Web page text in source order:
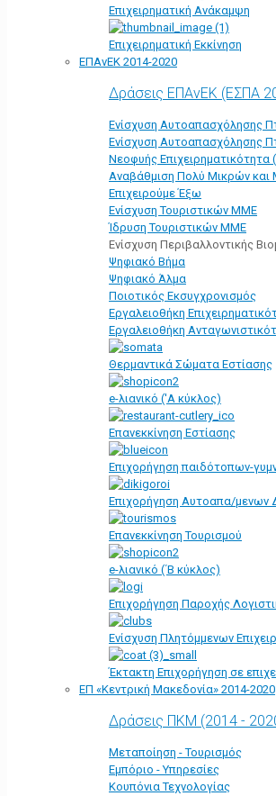
Επιχειρηματική Ανάκαμψη
Επιχειρηματική Εκκίνηση
ΕΠΑνΕΚ 2014-2020
Δράσεις ΕΠΑνΕΚ (ΕΣΠΑ
Ενίσχυση Αυτοαπασχόλησης
Ενίσχυση Αυτοαπασχόλησης
Νεοφυής Επιχειρηματικότητα
Αναβάθμιση Πολύ Μικρών και
Επιχειρούμε Έξω
Ενίσχυση Τουριστικών ΜΜΕ
Ίδρυση Τουριστικών ΜΜΕ
Ενίσχυση Περιβαλλοντικής
Ψηφιακό Βήμα
Ψηφιακό Άλμα
Ποιοτικός Εκσυγχρονισμός
Εργαλειοθήκη
Εργαλειοθήκη
Θερμαντικά Σώματα Εστίασης
e-λιανικό ('Α κύκλος)
Επανεκκίνηση Εστίασης
Επιχορήγηση παιδότοπων-
Επιχορήγηση Αυτοαπα/μενων
Επανεκκίνηση Τουρισμού
e-λιανικό (΄Β κύκλος)
Επιχορήγηση Παροχής
Ενίσχυση Πλητόμμενων
Έκτακτη Επιχορήγηση σε
ΕΠ «Kεντρική Μακεδονία» 2014-2020
Δράσεις ΠΚΜ (2014 -
Μεταποίηση - Τουρισμός
Εμπόριο - Υπηρεσίες
Κουπόνια Τεχνολογίας